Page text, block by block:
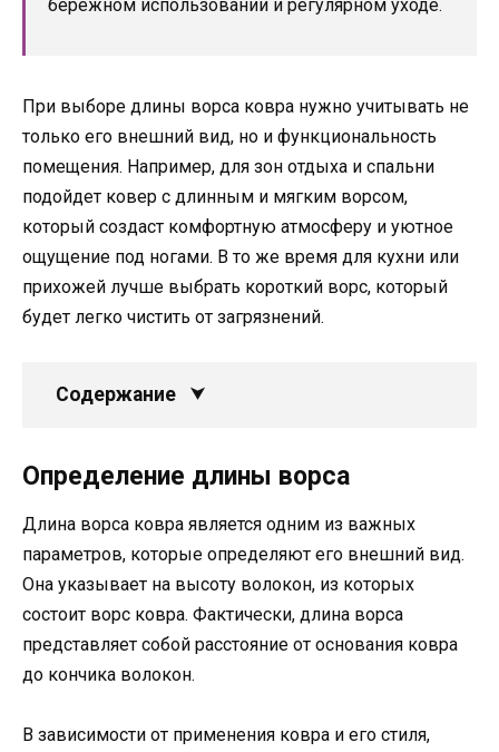
бережном использовании и регулярном уходе.
При выборе длины ворса ковра нужно учитывать не
только его внешний вид, но и функциональность
помещения. Например, для зон отдыха и спальни
подойдет ковер с длинным и мягким ворсом,
который создаст комфортную атмосферу и уютное
ощущение под ногами. В то же время для кухни или
прихожей лучше выбрать короткий ворс, который
будет легко чистить от загрязнений.
Содержание
Определение длины ворса
Длина ворса ковра является одним из важных
параметров, которые определяют его внешний вид.
Она указывает на высоту волокон, из которых
состоит ворс ковра. Фактически, длина ворса
представляет собой расстояние от основания ковра
до кончика волокон.
В зависимости от применения ковра и его стиля,